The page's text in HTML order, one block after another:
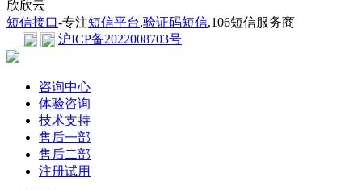
欣欣云
短信接口-专注短信平台,验证码短信,106短信服务商
沪ICP备2022008703号
咨询中心
体验咨询
技术支持
售后一部
售后二部
注册试用